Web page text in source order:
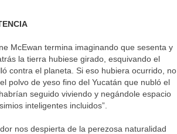
McEwan termina imaginando que sesenta y
la tierra hubiese girado, esquivando el
contra el planeta. Si eso hubiera ocurrido, no
polvo de yeso fino del Yucatán que nubló el
seguido viviendo y negándole espacio
inteligentes incluidos”.
nos despierta de la perezosa naturalidad